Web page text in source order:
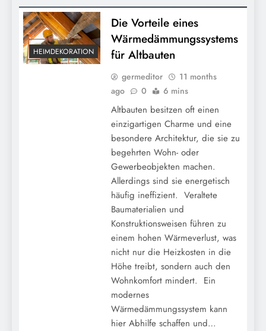
HEIMDEKORATION
Die Vorteile eines
Wärmedämmungssystems
für Altbauten
germeditor
11 months
ago
0 6 mins
Altbauten besitzen oft einen
einzigartigen Charme und eine
besondere Architektur, die sie zu
begehrten Wohn- oder
Gewerbeobjekten machen.
Allerdings sind sie energetisch
häufig ineffizient. Veraltete
Baumaterialien und
Konstruktionsweisen führen zu
einem hohen Wärmeverlust, was
nicht nur die Heizkosten in die
Höhe treibt, sondern auch den
Wohnkomfort mindert. Ein
modernes
Wärmedämmungssystem kann
hier Abhilfe schaffen und…